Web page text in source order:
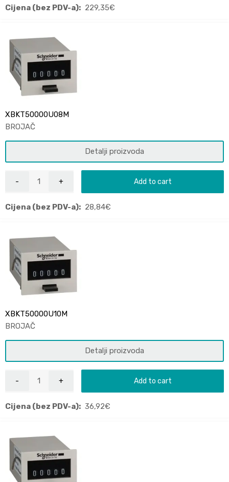
Cijena (bez PDV-a): 229,35€
XBKT50000U08M
BROJAČ
Detalji proizvoda
Add to cart
Cijena (bez PDV-a): 28,84€
XBKT50000U10M
BROJAČ
Detalji proizvoda
Add to cart
Cijena (bez PDV-a): 36,92€